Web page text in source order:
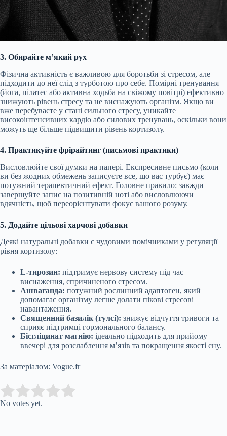
3. Обирайте м’який рух
Фізична активність є важливою для боротьби зі стресом, але
підходити до неї слід з турботою про себе. Помірні тренування
(йога, пілатес або активна ходьба на свіжому повітрі) ефективно
знижують рівень стресу та не виснажують організм. Якщо ви
вже перебуваєте у стані сильного стресу, уникайте
високоінтенсивних кардіо або силових тренувань, оскільки вони
можуть ще більше підвищити рівень кортизолу.
4. Практикуйте фрірайтинг (письмові практики)
Висловлюйте свої думки на папері. Експресивне письмо (коли
ви без жодних обмежень записуєте все, що вас турбує) має
потужний терапевтичний ефект. Головне правило: завжди
завершуйте запис на позитивній ноті або висловлюючи
вдячність, щоб переорієнтувати фокус вашого розуму.
5. Додайте цільові харчові добавки
Деякі натуральні добавки є чудовими помічниками у регуляції
рівня кортизолу:
L-тирозин: підтримує нервову систему під час
виснаження, спричиненого стресом.
Ашваганда: потужний рослинний адаптоген, який
допомагає організму легше долати пікові стресові
навантаження.
Священний базилік (тулсі): знижує відчуття тривоги та
сприяє підтримці гормонального балансу.
Бісгліцинат магнію: ідеально підходить для прийому
ввечері для розслаблення м’язів та покращення якості сну.
За матеріалом: Vogue.fr
Rate this item:
No votes yet.